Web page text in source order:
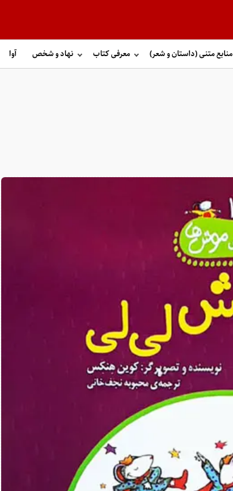
منابع متنی (داستان و شعر) معرفی کتاب نهاد و شخص آوا